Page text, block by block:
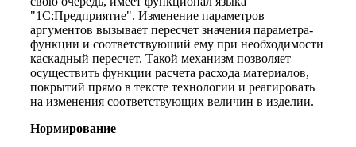
"1С:Предприятие". Изменение параметров
аргументов вызывает пересчет значения параметра-
функции и соответствующий ему при необходимости
каскадный пересчет. Такой механизм позволяет
осуществить функции расчета расхода материалов,
покрытий прямо в тексте технологии и реагировать
на изменения соответствующих величин в изделии.
Нормирование